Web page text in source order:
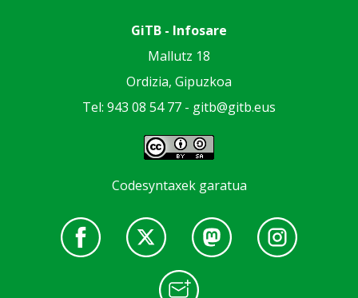
GiTB - Infosare
Mallutz 18
Ordizia, Gipuzkoa
Tel: 943 08 54 77 - gitb@gitb.eus
Codesyntaxek garatua